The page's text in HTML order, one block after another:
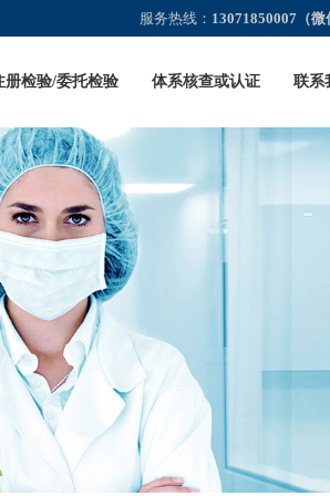
服务热线： 13071850007（微
册检验/委托检验 体系核查或认证 联系